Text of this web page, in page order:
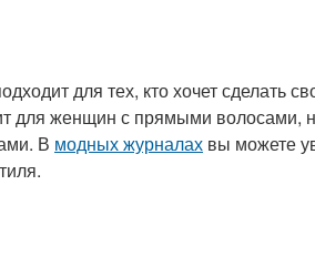
для тех, кто хочет сделать
для женщин с прямыми волосами,
В модных журналах вы можете